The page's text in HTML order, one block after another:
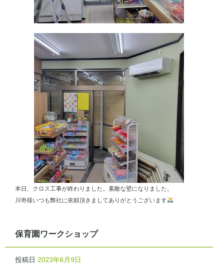
本日、クロス工事が終わりました。素敵な壁になりました。
川嵜様いつも弊社に依頼頂きましてありがとうございます
保育園ワークショップ
投稿日 2023年6月9日